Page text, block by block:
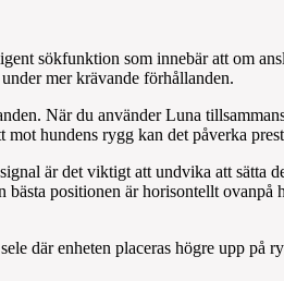
sökfunktion som innebär att om
mer krävande förhållanden.
När du använder Luna
hundens rygg kan det påverka
är det viktigt att undvika att sätta
positionen är horisontellt ovanpå
där enheten placeras högre upp på